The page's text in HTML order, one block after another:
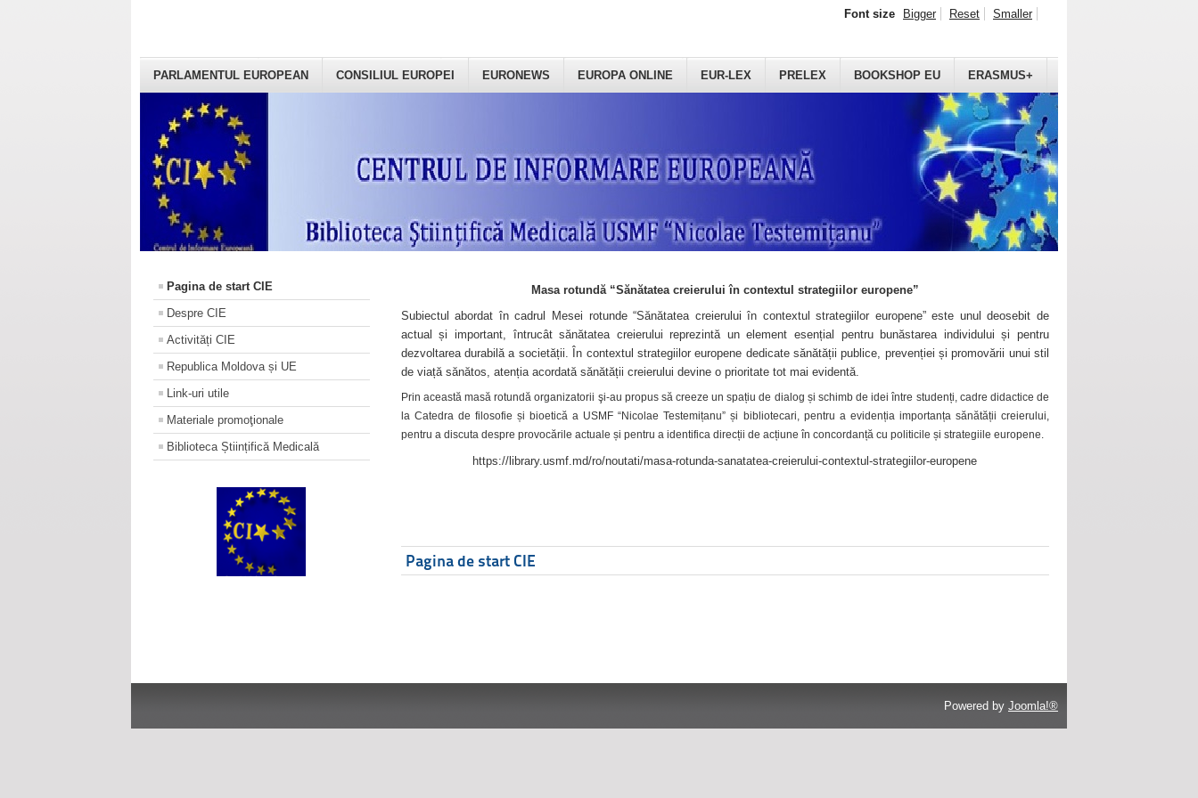
PARLAMENTUL EUROPEAN CONSILIUL EUROPEI EURONEWS EUROPA ONLINE EUR-LEX PRELEX BOOKSHOP EU ERASMUS+
Font size Bigger Reset Smaller
Pagina de start CIE
Despre CIE
Activități CIE
Republica Moldova și UE
Link-uri utile
Materiale promoţionale
Biblioteca Științifică Medicală
Masa rotundă “Sănătatea creierului în contextul strategiilor europene”
Subiectul abordat în cadrul Mesei rotunde “Sănătatea creierului în contextul strategiilor europene” este unul deosebit de
actual și important, întrucât sănătatea creierului reprezintă un element esențial pentru bunăstarea individului și pentru
dezvoltarea durabilă a societății. În contextul strategiilor europene dedicate sănătății publice, prevenției și promovării unui stil
de viață sănătos, atenția acordată sănătății creierului devine o prioritate tot mai evidentă.
Prin această masă rotundă organizatorii şi-au propus să creeze un spațiu de dialog și schimb de idei între studenți, cadre didactice de
la Catedra de filosofie și bioetică a USMF “Nicolae Testemițanu” și bibliotecari, pentru a evidenția importanța sănătății creierului,
pentru a discuta despre provocările actuale și pentru a identifica direcții de acțiune în concordanță cu politicile și strategiile europene.
https://library.usmf.md/ro/noutati/masa-rotunda-sanatatea-creierului-contextul-strategiilor-europene
Pagina de start CIE
Powered by Joomla!®